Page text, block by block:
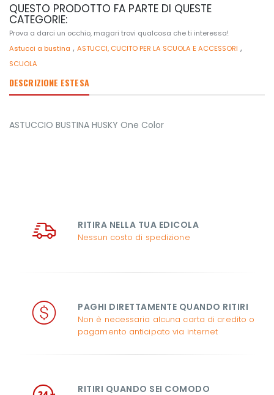
QUESTO PRODOTTO FA PARTE DI QUESTE
CATEGORIE:
Prova a darci un occhio, magari trovi qualcosa che ti interessa!
Astucci a bustina , ASTUCCI, CUCITO PER LA SCUOLA E ACCESSORI ,
SCUOLA
DESCRIZIONE ESTESA
ASTUCCIO BUSTINA HUSKY One Color
RITIRA NELLA TUA EDICOLA
Nessun costo di spedizione
PAGHI DIRETTAMENTE QUANDO RITIRI
Non è necessaria alcuna carta di credito o
pagamento anticipato via internet
RITIRI QUANDO SEI COMODO